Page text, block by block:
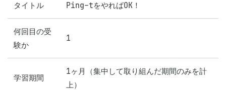
タイトル Ping-tをやればOK！
何回目の受
験か
1
学習期間
1ヶ月（集中して取り組んだ期間のみを計
上）